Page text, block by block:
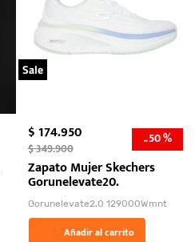
Sale
$174.950
$349.900 -50 %
Zapato Mujer Skechers
Gorunelevate20.
Gorunelevate2.0 129000Wmnt
Añadir al carrito